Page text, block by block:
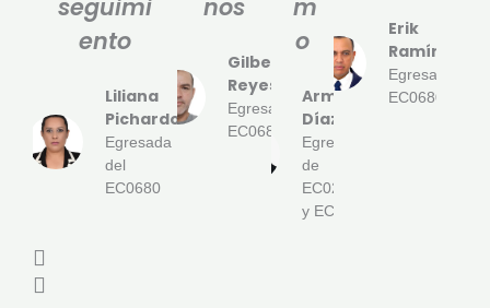
seguimi
ento
Liliana
Pichardo
Egresada
del
EC0680
nos
Gilberto
Reyes
Egresado
EC0680
m
o
Armando
Díaz
Egresado
de
EC0217.01
y EC0301
Erik
Ramírez
Egresado
EC0680